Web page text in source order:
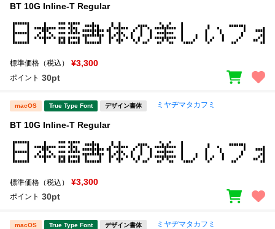
BT 10G Inline-T Regular
標準価格（税込） ¥3,300
ポイント 30pt
macOS True Type Font デザイン書体 ミヤヂマタカフミ
BT 10G Inline-T Regular
標準価格（税込） ¥3,300
ポイント 30pt
macOS True Type Font デザイン書体 ミヤヂマタカフミ